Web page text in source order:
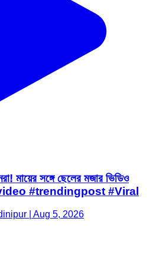
মায়ের সঙ্গে ছেলের মজার ভিডিও
#trendingpost #Viral
| Aug 5, 2026